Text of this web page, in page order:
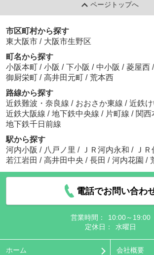
ページトップへ
市区町村から探す
東大阪市 / 大阪市生野区
町名から探す
小阪本町 / 小阪 / 下小阪 / 中小阪 / 菱屋西 /
御厨栄町 / 高井田元町 / 荒本西
路線から探す
近鉄難波・奈良線 / おおさか東線 / 近鉄
近鉄大阪線 / 地下鉄中央線 / 片町線 / 関西
地下鉄千日前線
駅から探す
河内小阪 / 八戸ノ里 / ＪＲ河内永和 / Ｊ
若江岩田 / 高井田中央 / 長田 / 河内花園 /
電話でお問い合わ
営業時間：
10:00～19:00
定休日：
水曜日
ホーム 会社概要